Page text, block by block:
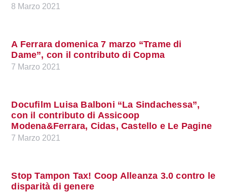
8 Marzo 2021
A Ferrara domenica 7 marzo “Trame di
Dame”, con il contributo di Copma
7 Marzo 2021
Docufilm Luisa Balboni “La Sindachessa”,
con il contributo di Assicoop
Modena&Ferrara, Cidas, Castello e Le Pagine
7 Marzo 2021
Stop Tampon Tax! Coop Alleanza 3.0 contro le
disparità di genere